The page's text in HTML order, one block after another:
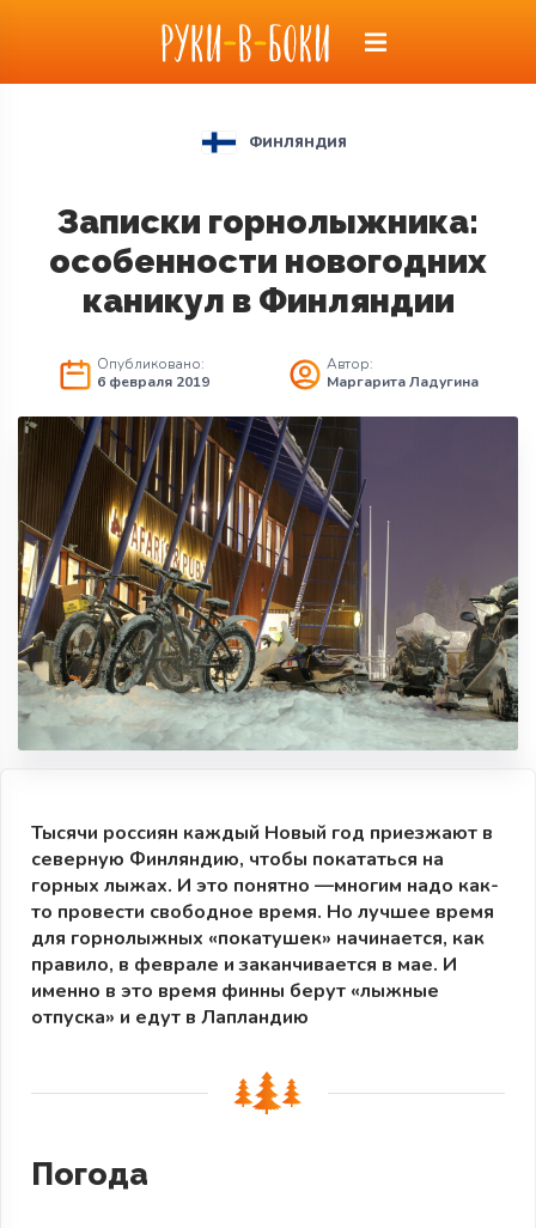
ФИНЛЯНДИЯ
Записки горнолыжника:
особенности новогодних
каникул в Финляндии
Опубликовано:
6 февраля 2019
Автор:
Маргарита Ладугина
Тысячи россиян каждый Новый год приезжают в
северную Финляндию, чтобы покататься на
горных лыжах. И это понятно —многим надо как-
то провести свободное время. Но лучшее время
для горнолыжных «покатушек» начинается, как
правило, в феврале и заканчивается в мае. И
именно в это время финны берут «лыжные
отпуска» и едут в Лапландию
Погода